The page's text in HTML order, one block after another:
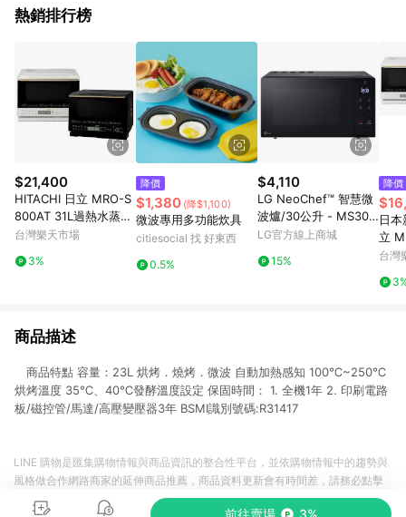
熱銷排行榜
$21,400
HITACHI 日立 MRO-S
800AT 31L過熱水蒸氣
烘烤微波爐 MROS800
台灣樂天市場
3%
降價
$1,380 (降$1,100)
微波專用多功能炊具
citiesocial 找 好東西
0.5%
$4,110
LG NeoChef™ 智慧微
波爐/30公升 - MS303
2JAS
LG官方線上商城
15%
降價
日
立
氣
代購
台灣
商品描述
商品特點 容量：23L 烘烤．燒烤．微波 自動加熱感知 100℃~250℃
烘烤溫度 35℃、40℃發酵溫度設定 保固時間： 1. 全機1年 2. 印刷電路
板/磁控管/馬達/高壓變壓器3年 BSMI識別號碼:R31417
前往賣場 3%
LINE 購物是匯集購物情報與商品資訊的整合性平台，並依購物情報中的趨勢與
風格做合作網路商家的延伸商品推薦，商品資料更新會有時間差，請務必點擊
商品至各合作網路商家，確認現售價與購物條件，一切資訊以合作廠商網頁為